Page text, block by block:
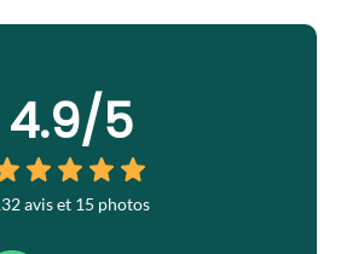
4.9/5
avis et 15 photos